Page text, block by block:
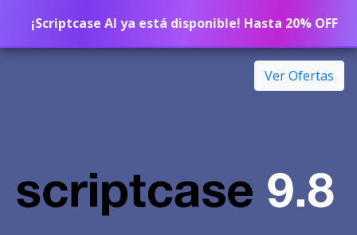
Ver Ofertas
¡Scriptcase AI ya está disponible! Hasta 20% OFF